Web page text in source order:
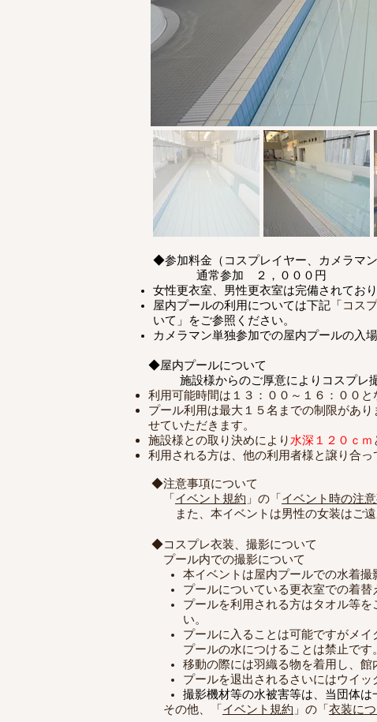
◆参加料金（コスプレイヤー、カメラマ
通常参加 ２，０００円
女性更衣室、男性更衣室は完備されており
屋内プールの利用については下記「 コス
いて」をご参照ください。
カメラマン単独参加での屋内プールの入場
◆屋内プールについて
施設様からのご厚意によりコスプレ
利用可能時間は１３：００～１６：００と
プール利用は最大１５名までの制限があ
せていただきます。
施設様との取り決めにより 水深１２０ｃｍ
利用される方は、他の利用者様と譲り合っ
◆注意事項について
「 イベント規約」の「 イベント時の注
また、本イベントは男性の女装はご遠
◆コスプレ衣装、撮影について
​プール内での撮影について
本イベントは屋内プールでの水着撮
プールについている更衣室での着替
プールを​利用される方はタオル等
い。
プールに入ることは可能ですがメ
プールの水につけることは禁止です。
移動の際には羽織る物を着用し、館
プールを退出されるさいにはウイッ
撮影機材等の水被害等は、当団体は
その他、 「 イベント規約」の「 衣装に